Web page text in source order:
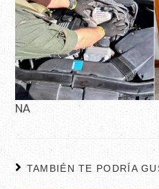
NA
TAMBIÉN TE PODRÍA